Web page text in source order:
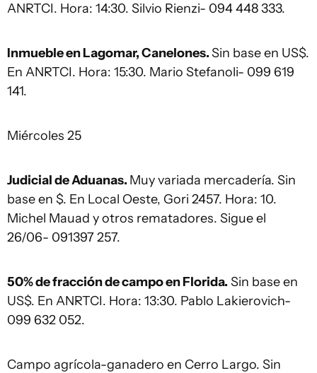
ANRTCI. Hora: 14:30. Silvio Rienzi- 094 448 333.
Inmueble en Lagomar, Canelones.Sin base en US$.
En ANRTCI. Hora: 15:30. Mario Stefanoli- 099 619
141.
Miércoles 25
Judicial de Aduanas. Muy variada mercadería. Sin
base en $. En Local Oeste, Gori 2457. Hora: 10.
Michel Mauad y otros rematadores. Sigue el
26/06- 091397 257.
50% de fracción de campo en Florida. Sin base en
US$. En ANRTCI. Hora: 13:30. Pablo Lakierovich-
099 632 052.
Campo agrícola-ganadero en Cerro Largo. Sin